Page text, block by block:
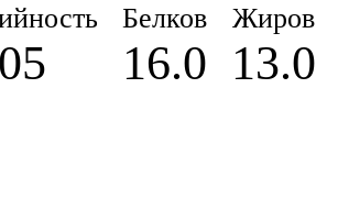
Белков
16.0
Жиров
13.0